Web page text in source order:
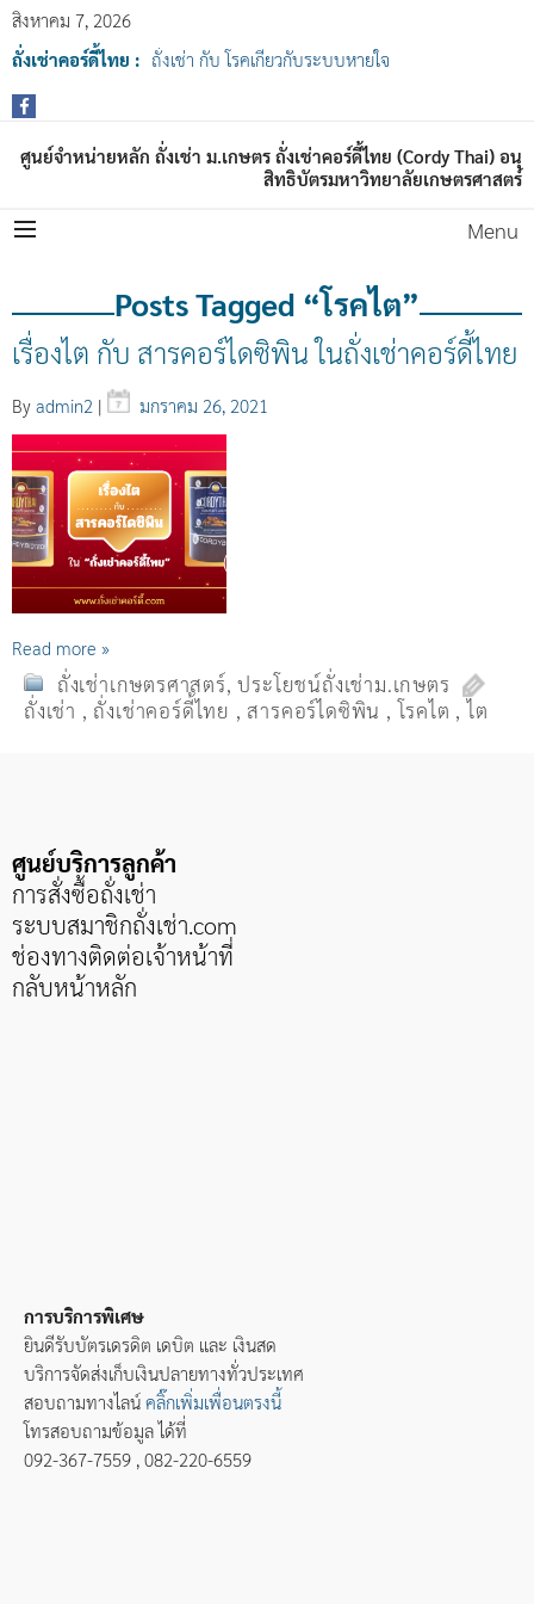
สิงหาคม 7, 2026
ถั่งเช่าคอร์ดี้ไทย : ถั่งเช่า กับ โรคเกี่ยวกับระบบหายใจ
ศูนย์จำหน่ายหลัก ถั่งเช่า ม.เกษตร ถั่งเช่าคอร์ดี้ไทย (Cordy Thai) อนุ
สิทธิบัตรมหาวิทยาลัยเกษตรศาสตร์
Menu
Posts Tagged “โรคไต”
เรื่องไต กับ สารคอร์ไดซิพิน ในถั่งเช่าคอร์ดี้ไทย
By admin2 | มกราคม 26, 2021
Read more »
ถั่งเช่าเกษตรศาสตร์,ประโยชน์ถั่งเช่าม.เกษตร
ถั่งเช่า , ถั่งเช่าคอร์ดี้ไทย , สารคอร์ไดซิพิน ,โรคไต ,ไต
ศูนย์บริการลูกค้า
การสั่งซื้อถั่งเช่า
ระบบสมาชิกถั่งเช่า.com
ช่องทางติดต่อเจ้าหน้าที่
กลับหน้าหลัก
การบริการพิเศษ
ยินดีรับบัตรเดรดิต เดบิต และ เงินสด
บริการจัดส่งเก็บเงินปลายทางทั่วประเทศ
สอบถามทางไลน์ คลิ๊กเพิ่มเพื่อนตรงนี้
โทรสอบถามข้อมูล ได้ที่
092-367-7559 , 082-220-6559